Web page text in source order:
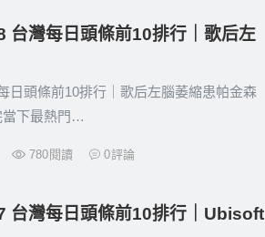
台灣每日頭條前10排行｜歌后左
日頭條前10排行｜歌后左腦萎縮患帕金森
當下最熱門…
780閱讀 0評論
台灣每日頭條前10排行｜Ubisoft